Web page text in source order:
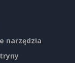
narzędzia